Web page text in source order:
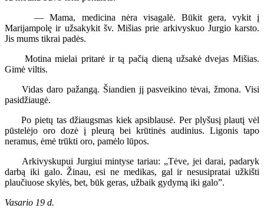
— Mama, medicina nėra visagalė. Būkit gera, vykit į
Marijampolę ir užsakykit šv. Mišias prie arkivyskuo Jurgio karsto.
Jis mums tikrai padės.
Motina mielai pritarė ir tą pačią dieną užsakė dvejas Mišias.
Gimė viltis.
Vidas daro pažangą. Šiandien jį pasveikino tėvai, žmona. Visi
pasidžiaugė.
Po pietų tas džiaugsmas kiek apsiblausė. Per plyšusį plautį vėl
pūstelėjo oro dozė į pleurą bei krūtinės audinius. Ligonis tapo
neramus, ėmė trūkti oro, pamėlo lūpos.
Arkivyskupui Jurgiui mintyse tariau: „Tėve, jei darai, padaryk
darbą iki galo. Žinau, esi ne medikas, gal ir nesusipratai užkišti
plaučiuose skylės, bet, būk geras, užbaik gydymą iki galo”.
Vasario 19 d.